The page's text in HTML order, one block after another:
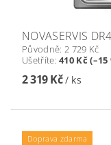
NOVASERVIS
Původně: 2 729 Kč
Ušetříte:410 Kč (–15
2 319 Kč/ ks
Doprava zdarma